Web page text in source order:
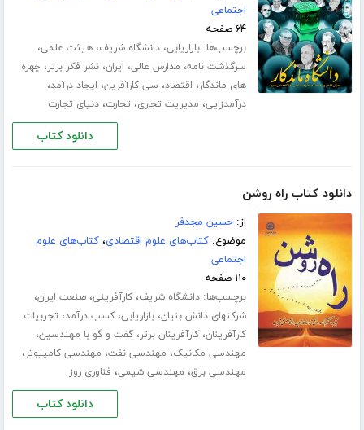
اجتماعی
۶۴ صفحه
برچسب‌ها:بازاریابی،دانشگاه شریف،هیئت علمی،
سرگذشت نامه، مدارس عالی، ایران،نشر فکر برتر، چهره
های ماندگار، اقتصاد، سی کارآفرین، ایجاد درآمد،
درآمدزایی، مدیریت تجاری، تجارت،دنیای تجارت
دانلود کتاب
دانلود کتاب راه روشن
از:حسین مجدفر
موضوع:کتاب‌های علوم اقتصادی،کتاب‌های علوم
اجتماعی
۱۱۰ صفحه
برچسب‌ها:دانشگاه شریف،کارآفرینی،صنعت ایران،
شرکتهای دانش بنیان،بازاریابی،کسب درآمد، تجربیات
کارآفرینان،کارآفرینان برتر،گفت و گو با مهندسین،
مهندسی مکانیک، مهندسی نفت، مهندسی کامپیوتر،
مهندسی برق، مهندسی شیمی، فناوری روز
دانلود کتاب